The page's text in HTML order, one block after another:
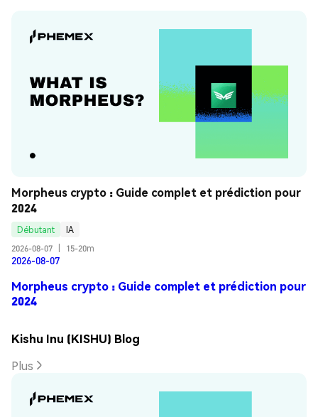
Morpheus crypto : Guide complet et prédiction pour
2024
Débutant
IA
2026-08-07
15-20m
2026-08-07
Morpheus crypto : Guide complet et prédiction pour
2024
Kishu Inu (KISHU) Blog
Plus